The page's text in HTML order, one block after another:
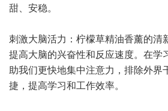
甜、安稳。
刺激大脑活力：柠檬草精油香薰的清
提高大脑的兴奋性和反应速度。在学
助我们更快地集中注意力，排除外界
捷，提高学习和工作效率。